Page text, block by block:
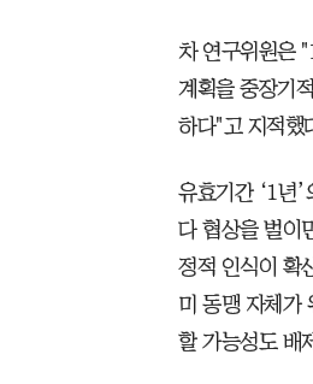
차 연구위원은
계획을 중장기
하다"고 지적했
유효기간 ‘1년
다 협상을 벌이
정적 인식이 확
미 동맹 자체가
할 가능성도 배